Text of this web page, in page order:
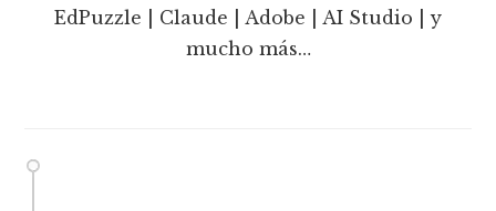
EdPuzzle | Claude | Adobe | AI Studio | y
mucho más…